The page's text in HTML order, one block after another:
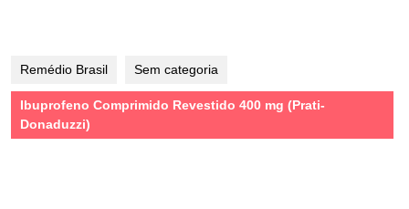
Remédio Brasil Sem categoria
Ibuprofeno Comprimido Revestido 400 mg (Prati-
Donaduzzi)